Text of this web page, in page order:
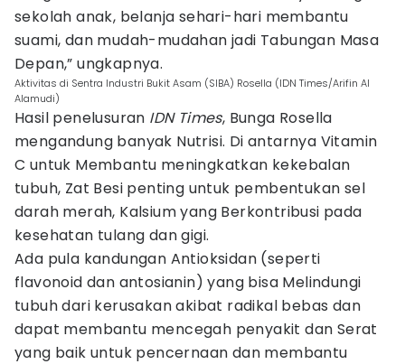
sekolah anak, belanja sehari-hari membantu
suami, dan mudah-mudahan jadi Tabungan Masa
Depan,” ungkapnya.
Aktivitas di Sentra Industri Bukit Asam (SIBA) Rosella (IDN Times/Arifin Al
Alamudi)
Hasil penelusuran IDN Times, Bunga Rosella
mengandung banyak Nutrisi. Di antarnya Vitamin
C untuk Membantu meningkatkan kekebalan
tubuh, Zat Besi penting untuk pembentukan sel
darah merah, Kalsium yang Berkontribusi pada
kesehatan tulang dan gigi.
Ada pula kandungan Antioksidan (seperti
flavonoid dan antosianin) yang bisa Melindungi
tubuh dari kerusakan akibat radikal bebas dan
dapat membantu mencegah penyakit dan Serat
yang baik untuk pencernaan dan membantu